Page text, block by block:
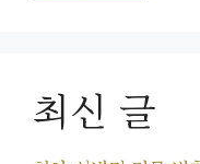
최신 글